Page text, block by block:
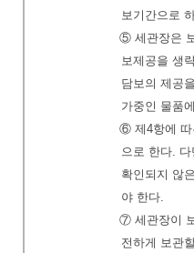
보기간으로
⑤ 세관장은
보제공을 생
담보의 제공
가중인 물품
⑥ 제4항에 따
으로 한다.
확인되지 않
야 한다.
⑦ 세관장이
전하게 보관